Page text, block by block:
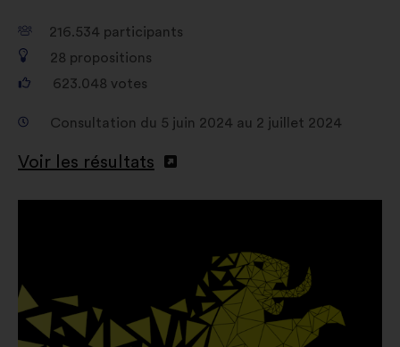
216.534 participants
28 propositions
623.048 votes
Consultation du 5 juin 2024 au 2 juillet 2024
Voir les résultats
onglet